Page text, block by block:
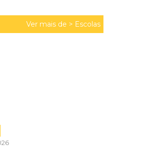
Ver mais de > Escolas